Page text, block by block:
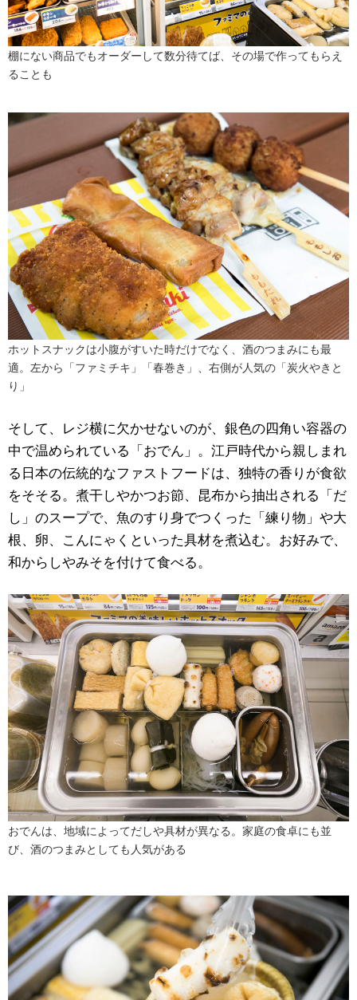
棚にない商品でもオーダーして数分待てば、その場で作ってもらえ
ることも
ホットスナックは小腹がすいた時だけでなく、酒のつまみにも最
適。左から「ファミチキ」「春巻き」、右側が人気の「炭火やきと
り」
そして、レジ横に欠かせないのが、銀色の四角い容器の
中で温められている「おでん」。江戸時代から親しまれ
る日本の伝統的なファストフードは、独特の香りが食欲
をそそる。煮干しやかつお節、昆布から抽出される「だ
し」のスープで、魚のすり身でつくった「練り物」や大
根、卵、こんにゃくといった具材を煮込む。お好みで、
和からしやみそを付けて食べる。
おでんは、地域によってだしや具材が異なる。家庭の食卓にも並
び、酒のつまみとしても人気がある